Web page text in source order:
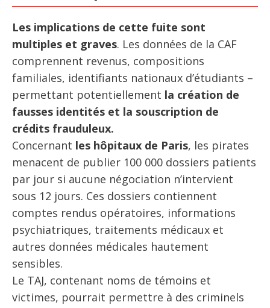
Les implications de cette fuite sont
multiples et graves. Les données de la CAF
comprennent revenus, compositions
familiales, identifiants nationaux d’étudiants –
permettant potentiellement la création de
fausses identités et la souscription de
crédits frauduleux.
Concernant les hôpitaux de Paris, les pirates
menacent de publier 100 000 dossiers patients
par jour si aucune négociation n’intervient
sous 12 jours. Ces dossiers contiennent
comptes rendus opératoires, informations
psychiatriques, traitements médicaux et
autres données médicales hautement
sensibles.
Le TAJ, contenant noms de témoins et
victimes, pourrait permettre à des criminels